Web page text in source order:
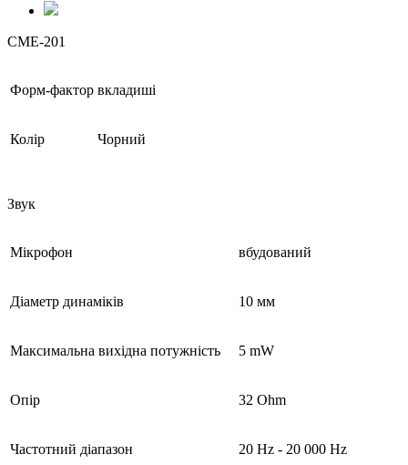
CME-201
Форм-фактор вкладиші
Колір Чорний
Звук
Мікрофон вбудований
Діаметр динаміків 10 мм
Максимальна вихідна потужність 5 mW
Опір 32 Ohm
Частотний діапазон 20 Hz - 20 000 Hz